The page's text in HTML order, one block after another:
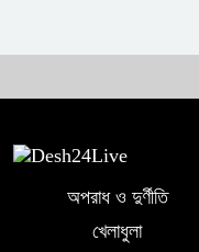
অপরাধ ও দুর্ণীতি
খেলাধুলা